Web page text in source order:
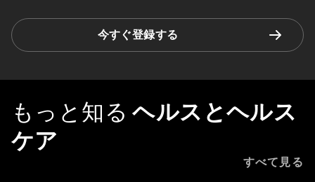
今すぐ登録する
もっと知る ヘルスとヘルス
ケア
すべて見る